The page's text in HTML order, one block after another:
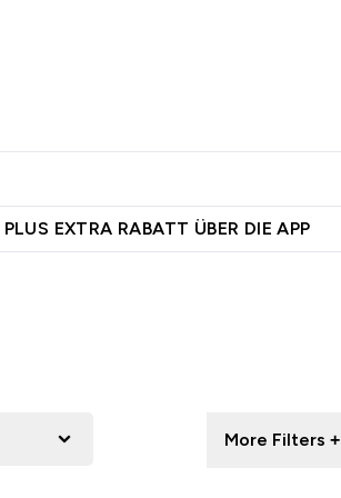
EXTRA RABATT ÜBER DIE APP
More Filters +